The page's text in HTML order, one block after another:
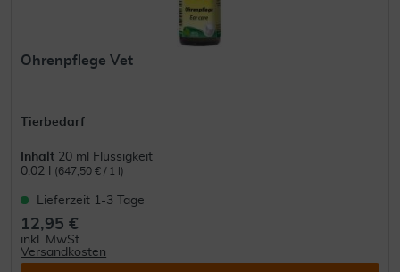
Ohrenpflege Vet
Tierbedarf
Inhalt 20 ml Flüssigkeit
0.02 l
(647,50 € / 1 l)
Lieferzeit 1-3 Tage
12,95 €
inkl. MwSt.
Versandkosten